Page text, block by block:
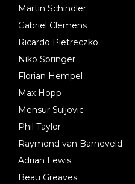
Martin Schindler
Gabriel Clemens
Ricardo Pietreczko
Niko Springer
Florian Hempel
Max Hopp
Mensur Suljovic
Phil Taylor
Raymond van Barneveld
Adrian Lewis
Beau Greaves